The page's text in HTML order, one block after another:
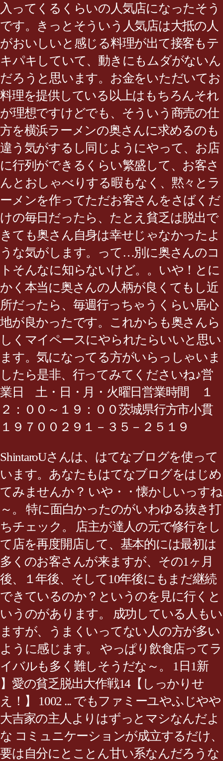
入ってくるくらいの人気店になったそう
です。きっとそういう人気店は大抵の人
がおいしいと感じる料理が出て接客もテ
キパキしていて、動きにもムダがないん
だろうと思います。お金をいただいてお
料理を提供している以上はもちろんそれ
が理想ですけどでも、そういう商売の仕
方を横浜ラーメンの奥さんに求めるのも
違う気がするし同じようにやって、お店
に行列ができるくらい繁盛して、お客さ
んとおしゃべりする暇もなく、黙々とラ
ーメンを作ってただお客さんをさばくだ
けの毎日だったら、たとえ貧乏は脱出で
きても奥さん自身は幸せじゃなかったよ
うな気がします。って…別に奥さんのコ
トそんなに知らないけど。。いや！とに
かく本当に奥さんの人柄が良くてもし近
所だったら、毎週行っちゃうくらい居心
地が良かったです。これからも奥さんら
しくマイペースにやられたらいいと思い
ます。気になってる方がいらっしゃいま
したら是非、行ってみてくださいね♪営
業日 土・日・月・火曜日営業時間 １
２：００～１９：００茨城県行方市小貫
１９７００２９１－３５－２５１９
ShintaroUさんは、はてなブログを使って
います。あなたもはてなブログをはじめ
てみませんか？ いや・・懐かしいっすね
～。 特に面白かったのがいわゆる抜き打
ちチェック。 店主が達人の元で修行をし
て店を再度開店して、基本的には最初は
多くのお客さんが来ますが、その1ヶ月
後、１年後、そして10年後にもまだ継続
できているのか？というのを見に行くと
いうのがあります。 成功している人もい
ますが、うまくいってない人の方が多い
ように感じます。 やっぱり飲食店ってラ
イバルも多く難しそうだな～。 1日1新
】愛の貧乏脱出大作戦14【しっかりせ
え！】 1002 ... でもファミーユやふじやや
大吉家の主人よりはずっとマシなんだよ
な コミュニケーションが成立するだけ、
要は自分にとことん甘い系なんだろうな